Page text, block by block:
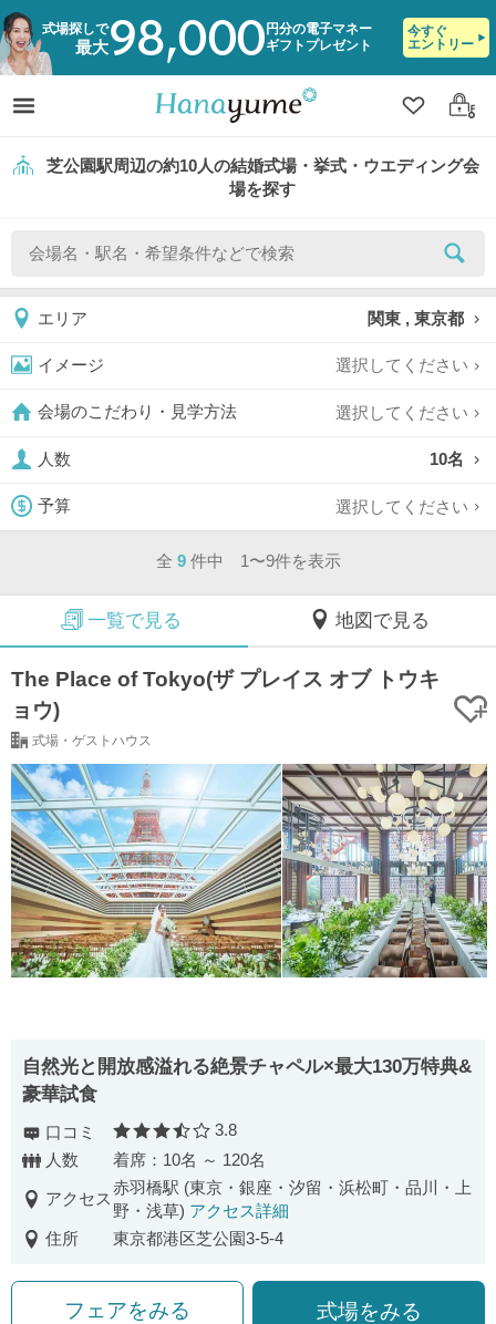
式場探しで
最大98,000 円分の電子マネー
ギフトプレゼント
今すぐ
エントリー
クリップ
ログ
芝公園駅周辺の約10人の結婚式場・挙式・ウエディング会
場を探す
エリア 関東 , 東京都
イメージ 選択してください
会場のこだわり・見学方法 選択してください
人数 10名
予算 選択してください
全 9 件中 1〜9件を表示
一覧で見る 地図で見る
The Place of Tokyo(ザ プレイス オブ トウキ
ョウ)
式場・ゲストハウス
自然光と開放感溢れる絶景チャペル×最大130万特典&
豪華試食
口コミ 口コミ評価
3.8
人数
着席：10名 ～ 120名
アクセス
赤羽橋駅 (東京・銀座・汐留・浜松町・品川・上
野・浅草) アクセス詳細
住所
東京都港区芝公園3-5-4
フェアをみる 式場をみる